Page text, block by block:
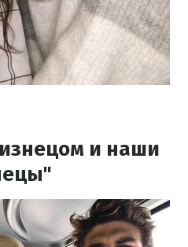
и наши